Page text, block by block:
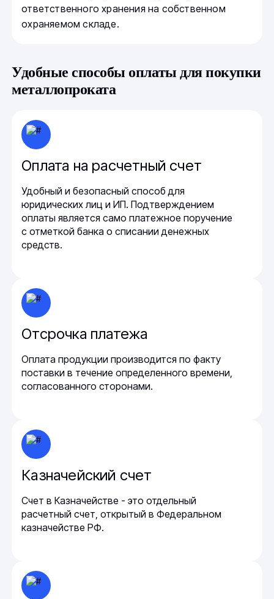
ответственного хранения на собственном
охраняемом складе.
Удобные способы оплаты для покупки
металлопроката
Оплата на расчетный счет
Удобный и безопасный способ для
юридических лиц и ИП. Подтверждением
оплаты является само платежное поручение
с отметкой банка о списании денежных
средств.
Отсрочка платежа
Оплата продукции производится по факту
поставки в течение определенного времени,
согласованного сторонами.
Казначейский счет
Счет в Казначействе - это отдельный
расчетный счет, открытый в Федеральном
казначействе РФ.